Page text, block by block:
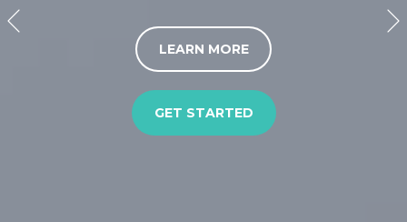
LEARN MORE
GET STARTED
LEARN MORE
GET STARTED